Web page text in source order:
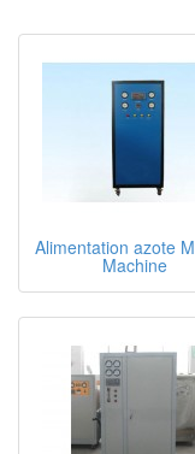
Alimentation azote
Machine